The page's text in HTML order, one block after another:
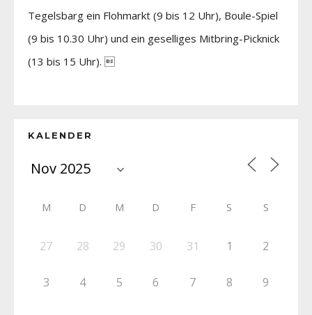
Tegelsbarg ein Flohmarkt (9 bis 12 Uhr), Boule-Spiel
(9 bis 10.30 Uhr) und ein geselliges Mitbring-Picknick
(13 bis 15 Uhr). 
KALENDER
M D M D F S S
27 28 29 30 31 1 2
3 4 5 6 7 8 9